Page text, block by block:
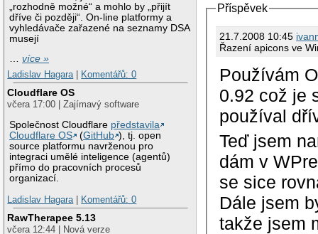
„rozhodně možné“ a mohlo by „přijít
dříve či později“. On-line platformy a
vyhledávače zařazené na seznamy DSA
musejí
…více »
Ladislav Hagara
Komentářů: 0
Cloudflare OS
včera 17:00 | Zajímavý software
Společnost Cloudflare představila
Cloudflare OS
(GitHub ), tj. open
source platformu navrženou pro
integraci umělé inteligence (agentů)
přímo do pracovních procesů
organizací.
Ladislav Hagara
Komentářů: 0
RawTherapee 5.13
včera 12:44 | Nová verze
Příspěvek
21.7.2008 10:45
Řazení apicons ve
Používám
0.92 což je
používal
Teď jsem
dám v
se sice
Dále jsem
takže jsem